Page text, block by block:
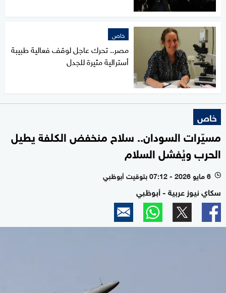
خاص
مصر.. تحرك عاجل لوقف فعالية طبيبة
أسترالية مثيرة للجدل
خاص
مسيّرات السودان.. سلاح منخفض الكلفة يطيل
الحرب ويُفشل السلام
l 6 مايو 2026 - 07:12 بتوقيت أبوظبي
سكاي نيوز عربية - أبوظبي